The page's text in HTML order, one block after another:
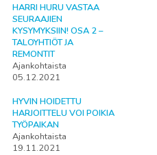
HARRI HURU VASTAA
SEURAAJIEN
KYSYMYKSIIN! OSA 2 –
TALOYHTIÖT JA
REMONTIT
Ajankohtaista
05.12.2021
HYVIN HOIDETTU
HARJOITTELU VOI POIKIA
TYÖPAIKAN
Ajankohtaista
19.11.2021